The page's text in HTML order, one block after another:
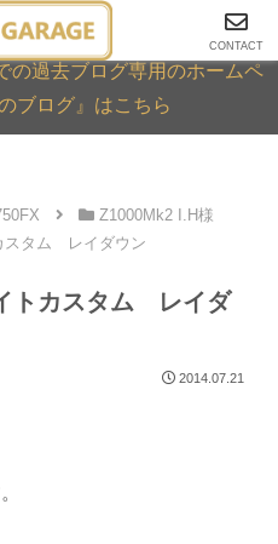
ARCHIVE
の過去ブログ専用のホームペ
ブログ』はこちら
Z1000Mk2 I.H様
スタム レイダウン
トカスタム レイダ
2014.07.21
CONTACT